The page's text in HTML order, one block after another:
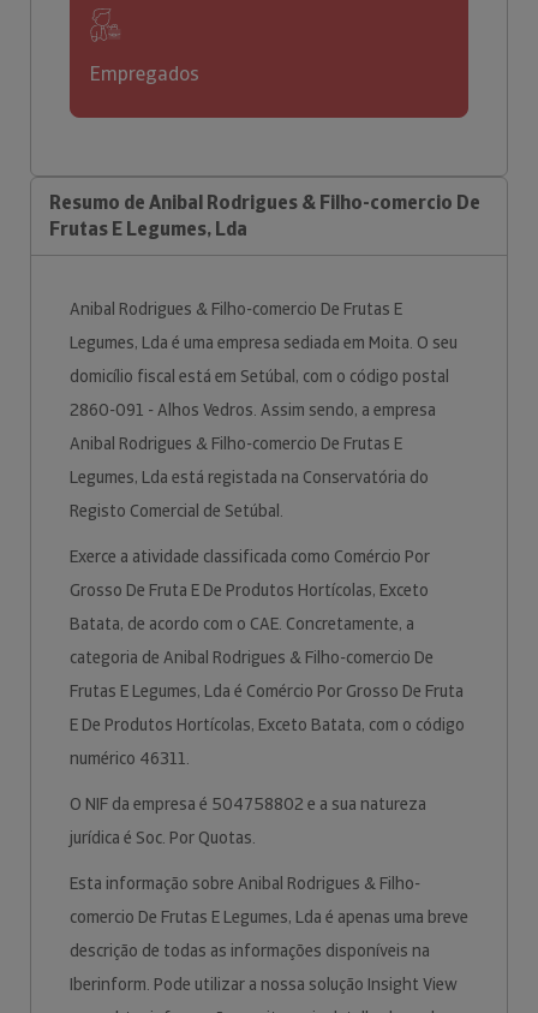
Empregados
Resumo de Anibal Rodrigues & Filho-comercio De
Frutas E Legumes, Lda
Anibal Rodrigues & Filho-comercio De Frutas E
Legumes, Lda é uma empresa sediada em Moita. O seu
domicílio fiscal está em Setúbal, com o código postal
2860-091 - Alhos Vedros. Assim sendo, a empresa
Anibal Rodrigues & Filho-comercio De Frutas E
Legumes, Lda está registada na Conservatória do
Registo Comercial de Setúbal.
Exerce a atividade classificada como Comércio Por
Grosso De Fruta E De Produtos Hortícolas, Exceto
Batata, de acordo com o CAE. Concretamente, a
categoria de Anibal Rodrigues & Filho-comercio De
Frutas E Legumes, Lda é Comércio Por Grosso De Fruta
E De Produtos Hortícolas, Exceto Batata, com o código
numérico 46311.
O NIF da empresa é 504758802 e a sua natureza
jurídica é Soc. Por Quotas.
Esta informação sobre Anibal Rodrigues & Filho-
comercio De Frutas E Legumes, Lda é apenas uma breve
descrição de todas as informações disponíveis na
Iberinform. Pode utilizar a nossa solução Insight View